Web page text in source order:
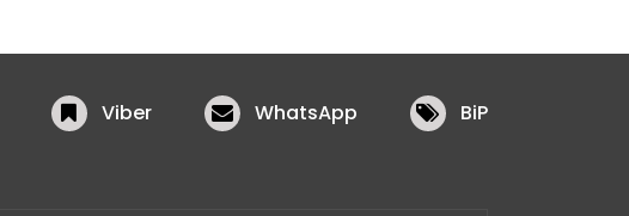
Viber WhatsApp BiP